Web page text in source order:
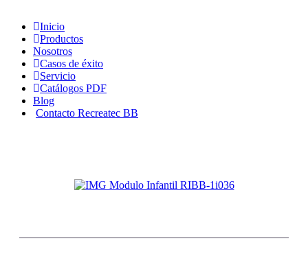
contenido
Inicio
Productos
Nosotros
Casos de éxito
Servicio
Catálogos PDF
Blog
Contacto Recreatec BB